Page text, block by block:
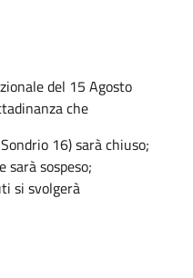
del 15 Agosto
che
16) sarà chiuso;
sarà sospeso;
si svolgerà